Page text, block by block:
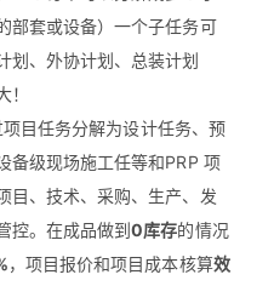
部套或设备）一个子任务可
划、外协计划、总装计划
目任务分解为设计任务、预
备级现场施工任等和PRP 项
目、技术、采购、生产、发
控。在成品做到0库存的情况
，项目报价和项目成本核算效